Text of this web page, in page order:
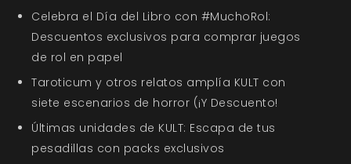
Celebra el Día del Libro con #MuchoRol:
Descuentos exclusivos para comprar juegos
de rol en papel
Taroticum y otros relatos amplía KULT con
siete escenarios de horror (¡Y Descuento!
Últimas unidades de KULT: Escapa de tus
pesadillas con packs exclusivos